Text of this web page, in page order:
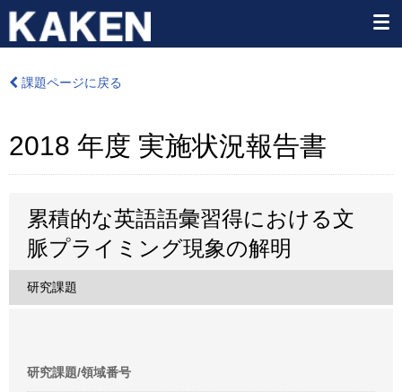
課題ページに戻る
2018 年度 実施状況報告書
累積的な英語語彙習得における文
脈プライミング現象の解明
研究課題
研究課題/領域番号